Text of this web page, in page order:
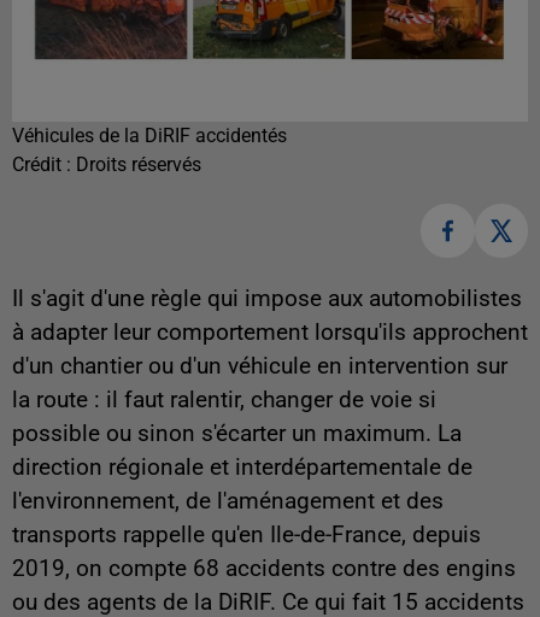
Véhicules de la DiRIF accidentés
Crédit : Droits réservés
Il s'agit d'une règle qui impose aux automobilistes
à adapter leur comportement lorsqu'ils approchent
d'un chantier ou d'un véhicule en intervention sur
la route : il faut ralentir, changer de voie si
possible ou sinon s'écarter un maximum. La
direction régionale et interdépartementale de
l'environnement, de l'aménagement et des
transports rappelle qu'en Ile-de-France, depuis
2019, on compte 68 accidents contre des engins
ou des agents de la DiRIF. Ce qui fait 15 accidents